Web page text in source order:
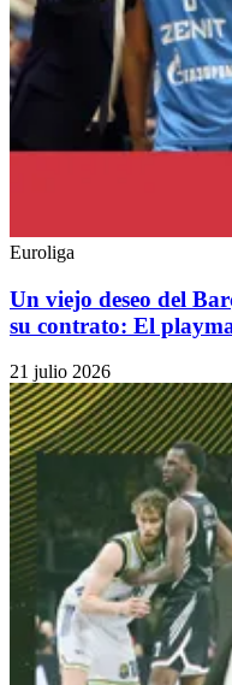
Euroliga
Un viejo deseo del
su contrato: El
21 julio 2026